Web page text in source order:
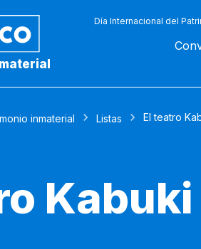
Día Internacional del
inmaterial Listas El teatro
Kabuki